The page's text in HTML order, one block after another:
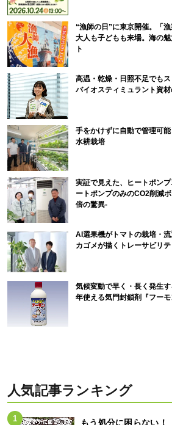
“漁師の日”に東京開催。「
大人も子どもも来場。海の
ト
高温・乾燥・日照不足でもス
バイオスティミュラント資
手をかけずに自動で管理可
水耕栽培
実証で見えた、ヒートポン
ートポンプのみのCO2削減
倍の驚異-
AI選果機がトマトの栽培・
カゴメが描くトレーサビリ
気候変動で早く・長く発生
年使える気門封鎖剤『フーモ
人気記事ランキング
もう処分に困らない